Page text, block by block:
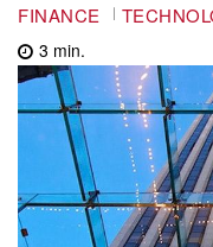
FINANCE
3 min.